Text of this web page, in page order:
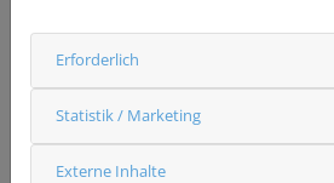
Status
rekrutierend
Ansprechpartner & Kontakt
ÜBAG MVZ Dr. Vehling-Kaiser GmbH
Erforderlich
Statistik / Marketing
Externe Inhalte